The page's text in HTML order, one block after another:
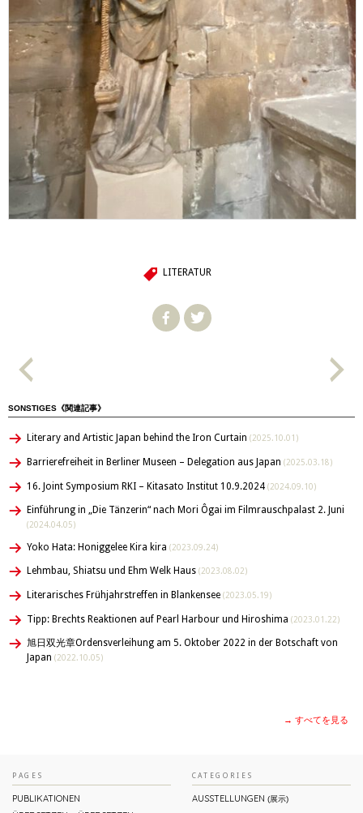
LITERATUR
SONSTIGES《関連記事》
Literary and Artistic Japan behind the Iron Curtain (2025.10.01)
Barrierefreiheit in Berliner Museen – Delegation aus Japan (2025.03.18)
16. Joint Symposium RKI – Kitasato Institut 10.9.2024 (2024.09.10)
Einführung in „Die Tänzerin“ nach Mori Ôgai im Filmrauschpalast 2. Juni
(2024.04.05)
Yoko Hata: Honiggelee Kira kira (2023.09.24)
Lehmbau, Shiatsu und Ehm Welk Haus (2023.08.02)
Literarisches Frühjahrstreffen in Blankensee (2023.05.19)
Tipp: Brechts Reaktionen auf Pearl Harbour und Hiroshima (2023.01.22)
旭日双光章Ordensverleihung am 5. Oktober 2022 in der Botschaft von
Japan (2022.10.05)
→ すべてを見る
PAGES
PUBLIKATIONEN
CATEGORIES
AUSSTELLUNGEN (展示)